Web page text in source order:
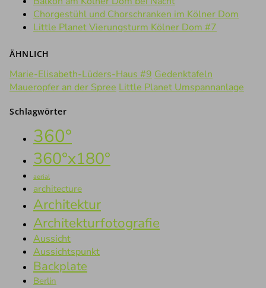
Chorgestühl und Chorschranken im Kölner Dom
Little Planet Vierungsturm Kölner Dom #7
ÄHNLICH
Marie-Elisabeth-Lüders-Haus #9 Gedenktafeln
Maueropfer an der Spree Little Planet Umspannanlage
Schlagwörter
360°
360°x180°
aerial
architecture
Architektur
Architekturfotografie
Aussicht
Aussichtspunkt
Backplate
Berlin